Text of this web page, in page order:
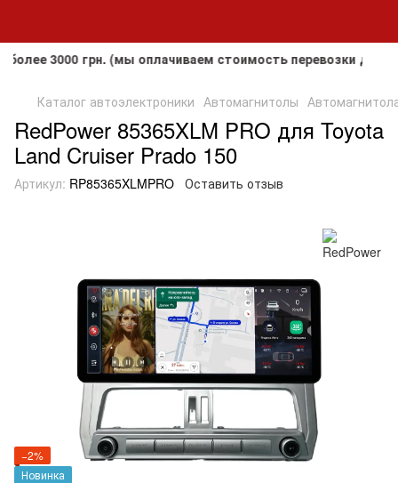
грн. (мы оплачиваем стоимость перевозки до
Каталог автоэлектроники Автомагнитолы
RedPower 85365XLM PRO для Toyota
Land Cruiser Prado 150
Артикул: RP85365XLMPRO Оставить отзыв
−2%
Новинка